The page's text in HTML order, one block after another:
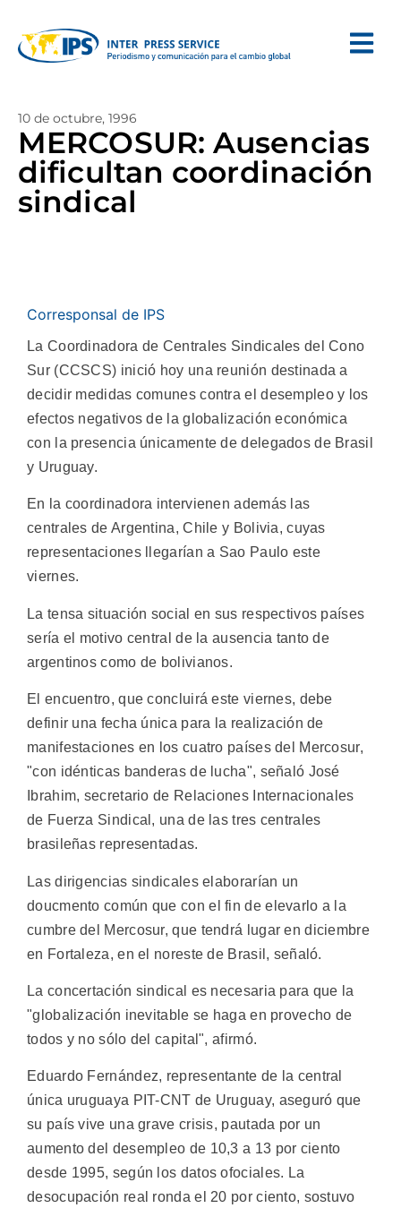
10 de octubre, 1996
MERCOSUR: Ausencias
dificultan coordinación
sindical
Corresponsal de IPS
La Coordinadora de Centrales Sindicales del Cono
Sur (CCSCS) inició hoy una reunión destinada a
decidir medidas comunes contra el desempleo y los
efectos negativos de la globalización económica
con la presencia únicamente de delegados de Brasil
y Uruguay.
En la coordinadora intervienen además las
centrales de Argentina, Chile y Bolivia, cuyas
representaciones llegarían a Sao Paulo este
viernes.
La tensa situación social en sus respectivos países
sería el motivo central de la ausencia tanto de
argentinos como de bolivianos.
El encuentro, que concluirá este viernes, debe
definir una fecha única para la realización de
manifestaciones en los cuatro países del Mercosur,
"con idénticas banderas de lucha", señaló José
Ibrahim, secretario de Relaciones Internacionales
de Fuerza Sindical, una de las tres centrales
brasileñas representadas.
Las dirigencias sindicales elaborarían un
doucmento común que con el fin de elevarlo a la
cumbre del Mercosur, que tendrá lugar en diciembre
en Fortaleza, en el noreste de Brasil, señaló.
La concertación sindical es necesaria para que la
"globalización inevitable se haga en provecho de
todos y no sólo del capital", afirmó.
Eduardo Fernández, representante de la central
única uruguaya PIT-CNT de Uruguay, aseguró que
su país vive una grave crisis, pautada por un
aumento del desempleo de 10,3 a 13 por ciento
desde 1995, según los datos ofociales. La
desocupación real ronda el 20 por ciento, sostuvo